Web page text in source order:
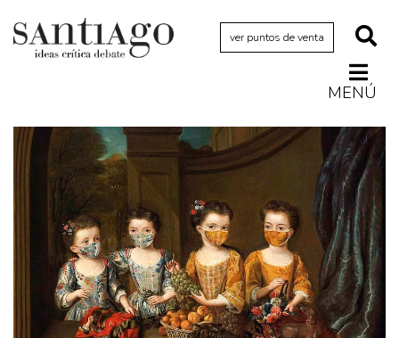
ver puntos de venta
MENÚ
Actualidad
Archivo Cenfoto-UDP
Arquetipos de situación
Artes visuales
Cine y televisión
Ciudad
Cómics